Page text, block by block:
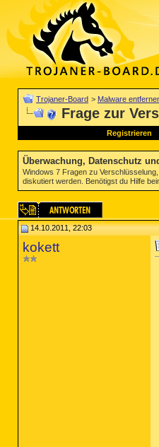
Trojaner-Board > Malware
Frage zur
Registrieren
Überwachung, Datenschutz
Windows 7 Fragen zu
diskutiert werden. Benötigst du Hilfe
14.10.2011, 22:03
kokett